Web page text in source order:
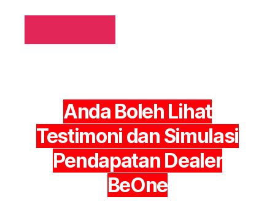
Anda Boleh Lihat
Testimoni dan Simulasi
Pendapatan Dealer
BeOne